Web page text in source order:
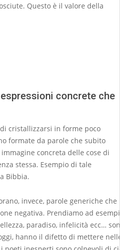
Questo è il valore della
concrete che
cristallizzarsi in forme poco
formate da parole che subito
concreta delle cose di
stessa. Esempio di tale
Bibbia.
invece, parole generiche che
negativa. Prendiamo ad
paradiso, infelicità ecc…
hanno il difetto di mettere